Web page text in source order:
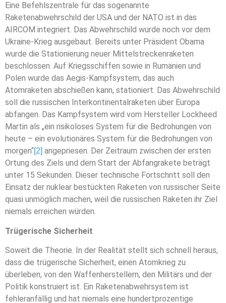
Eine Befehlszentrale für das sogenannte
Raketenabwehrschild der USA und der NATO ist in das
AIRCOM integriert. Das Abwehrschild wurde noch vor dem
Ukraine-Krieg ausgebaut. Bereits unter Präsident Obama
wurde die Stationierung neuer Mittelstreckenraketen
beschlossen. Auf Kriegsschiffen sowie in Rumänien und
Polen wurde das Aegis-Kampfsystem, das auch
Atomraketen abschießen kann, stationiert. Das Abwehrschild
soll die russischen Interkontinentalraketen über Europa
abfangen. Das Kampfsystem wird vom Hersteller Lockheed
Martin als „ein risikoloses System für die Bedrohungen von
heute – ein evolutionäres System für die Bedrohungen von
morgen“ [2] angepriesen. Der Zeitraum zwischen der ersten
Ortung des Ziels und dem Start der Abfangrakete beträgt
unter 15 Sekunden. Dieser technische Fortschritt soll den
Einsatz der nuklear bestückten Raketen von russischer Seite
quasi unmöglich machen, weil die russischen Raketen ihr Ziel
niemals erreichen würden.
Trügerische Sicherheit
Soweit die Theorie. In der Realität stellt sich schnell heraus,
dass die trügerische Sicherheit, einen Atomkrieg zu
überleben, von den Waffenherstellern, den Militärs und der
Politik konstruiert ist. Ein Raketenabwehrsystem ist
fehleranfällig und hat niemals eine hundertprozentige